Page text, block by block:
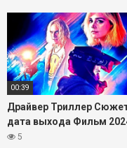
Галактике
операция идёт не по
один с
управляемым
которому она не
Зрителей ждёт
напряжённой
человека и
фильме снялись
00:39
Драйвер Триллер
дата выхода Фильм
5